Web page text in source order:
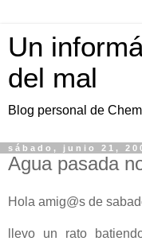
Un
del mal
Blog personal de
sábado, junio 21,
Agua pasada
Hola amig@s de
llevo un rato